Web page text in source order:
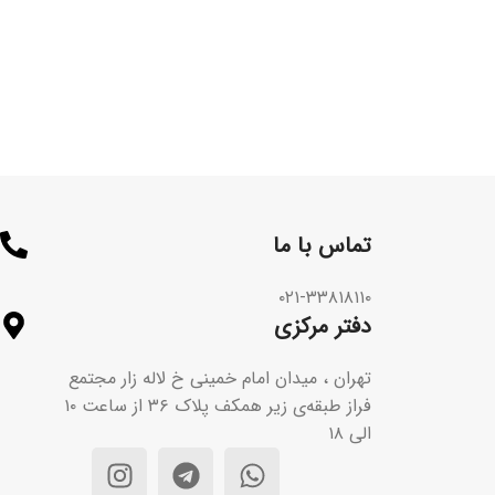
تماس با ما​
۰۲۱-۳۳۸۱۸۱۱۰
دفتر مرکزی
تهران ، میدان امام خمینی خ لاله زار مجتمع
فراز طبقه‌ی زیر همکف پلاک ۳۶ از ساعت ۱۰
الی ۱۸